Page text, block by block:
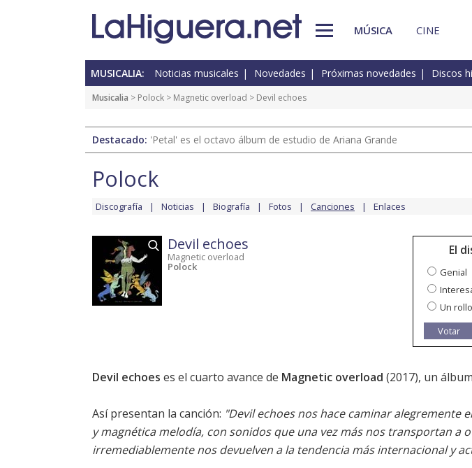
MÚSICA CINE
MUSICALIA: Noticias musicales Novedades Próximas novedades Discos
Musicalia > Polock > Magnetic overload > Devil echoes
Destacado: 'Petal' es el octavo álbum de estudio de Ariana Grande
Polock
Discografía Noticias Biografía Fotos Canciones Enlaces
Devil echoes
Magnetic overload
Polock
El
Genial
Un rollo
Votar
Devil echoes es el cuarto avance de Magnetic overload (2017), un
Así presentan la canción: "Devil echoes nos hace caminar alegremente
y magnética melodía, con sonidos que una vez más nos transportan a
irremediablemente nos devuelven a la tendencia más internacional y